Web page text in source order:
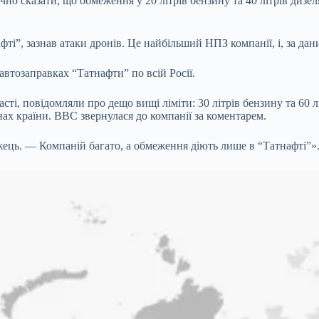
зазнав атаки дронів. Це найбільший НПЗ компанії, і, за
“Татнафти” по всій Росії.
повідомляли про дещо вищі ліміти: 30 літрів бензину та 60
країни. BBC звернулася до компанії за коментарем.
— Компаній багато, а обмеження діють лише в “Татнафті”».